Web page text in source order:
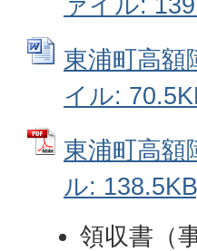
東浦町高額
イル:
東浦町高額
ル:
領収書（